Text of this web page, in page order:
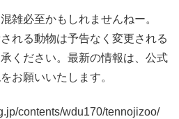
雑必至かもしれませんねー。
れる動物は予告なく変更される
ください。最新の情報は、公式
お願いいたします。
contents/wdu170/tennojizoo/